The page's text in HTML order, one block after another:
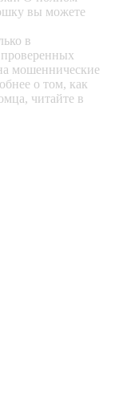
вы можете
в
мошеннические
о том, как
читайте в